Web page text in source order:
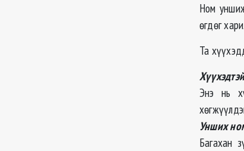
Ном
өгдөг
Та
Энэ нь
Унших
Багахан